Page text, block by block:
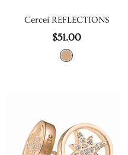
Cercei REFLECTIONS
$51.00